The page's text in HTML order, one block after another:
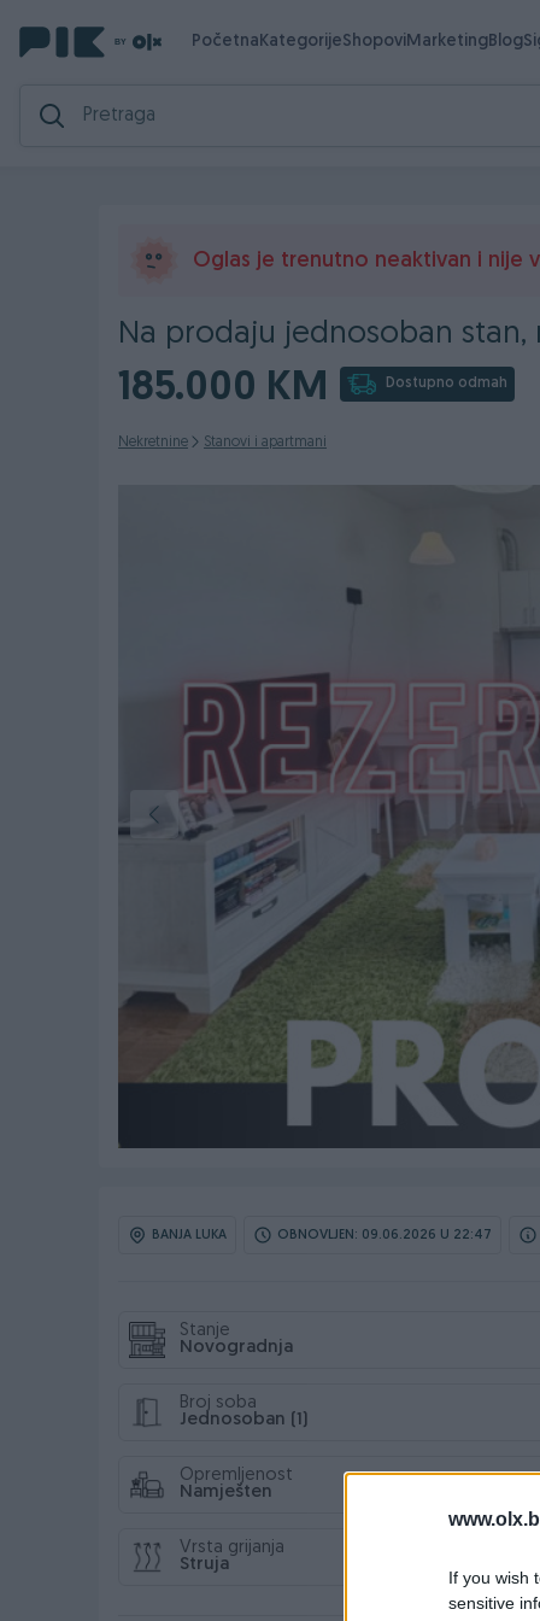
If you wish
sensitive
PočetnaKategorijeShopoviMarketingBlog
Oglas je trenutno neaktivan i nije
Na prodaju jednosoban stan,
185.000 KM Dostupno odmah
Nekretnine Stanovi i apartmani
BANJA LUKA OBNOVLJEN: 09.06.2026 U 22:47
Stanje
Novogradnja
Broj soba
Jednosoban (1)
Opremljenost
Namješten
Vrsta grijanja
Struja